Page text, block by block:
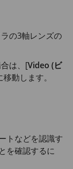
の3軸レンズの
は、[Video (ビ
移動します。
トなどを認識す
を確認するに